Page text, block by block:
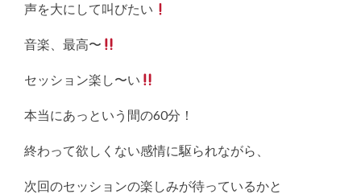
声を大にして叫びたい
音楽、最高〜
セッション楽し〜い
本当にあっという間の60分！
終わって欲しくない感情に駆られながら、
次回のセッションの楽しみが待っているかと